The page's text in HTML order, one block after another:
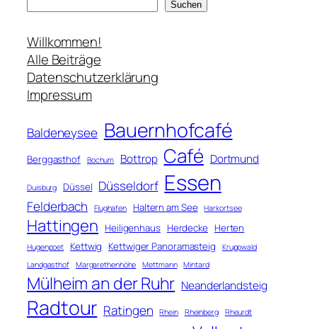
c
h
e
n
Suchen
Willkommen!
Alle Beiträge
Datenschutzerklärung
Impressum
Baldeneysee Bauernhofcafé
Berggasthof Bochum Bottrop Café Dortmund
Duisburg Düssel Düsseldorf Essen
Felderbach Flughafen Haltern am See Harkortsee
Hattingen Heiligenhaus Herdecke Herten
Hugenpoet Kettwig Kettwiger Panoramasteig
Kruppwald
Landgasthof
Margarethenhöhe Mettmann Mintard
Mülheim an der Ruhr Neanderlandsteig
Radtour Ratingen Rhein Rheinberg Rheurdt